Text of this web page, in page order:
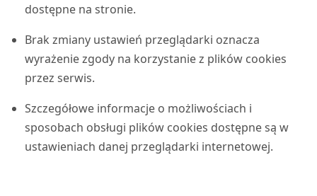
dostępne na stronie.
Brak zmiany ustawień przeglądarki oznacza
wyrażenie zgody na korzystanie z plików cookies
przez serwis.
Szczegółowe informacje o możliwościach i
sposobach obsługi plików cookies dostępne są w
ustawieniach danej przeglądarki internetowej.